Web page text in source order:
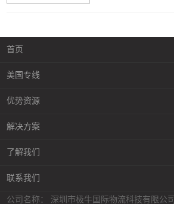
首页
美国专线
优势资源
解决方案
了解我们
联系我们
公司名称： 深圳市极牛国际物流科技有限公司